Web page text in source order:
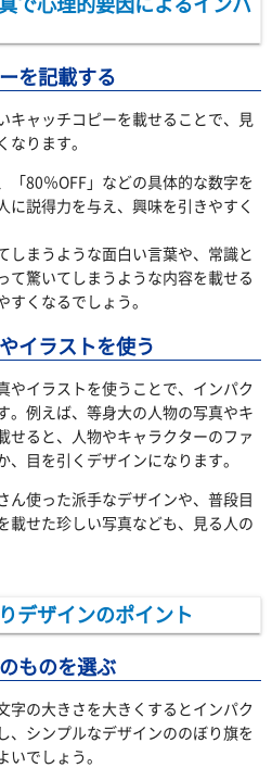
を記載する
キャッチコピーを載せることで、見
ります。
「80％OFF」などの具体的な数字を
に説得力を与え、興味を引きやすく
しまうような面白い言葉や、常識と
て驚いてしまうような内容を載せる
くなるでしょう。
イラストを使う
やイラストを使うことで、インパク
。例えば、等身大の人物の写真やキ
せると、人物やキャラクターのファ
目を引くデザインになります。
ん使った派手なデザインや、普段目
載せた珍しい写真なども、見る人の
デザインのポイント
ものを選ぶ
字の大きさを大きくするとインパク
、シンプルなデザインののぼり旗を
でしょう。